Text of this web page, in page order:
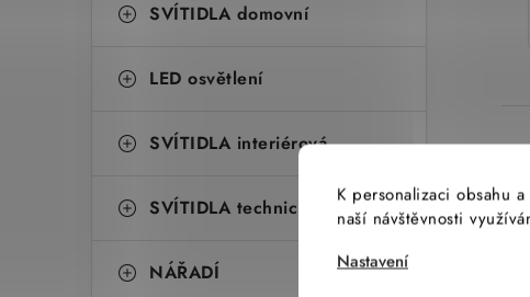
K personalizaci obsahu
naší návštěvnosti
Nastavení
SVÍTIDLA domovní
LED osvětlení
SVÍTIDLA interiérová
SVÍTIDLA technická
NÁŘADÍ